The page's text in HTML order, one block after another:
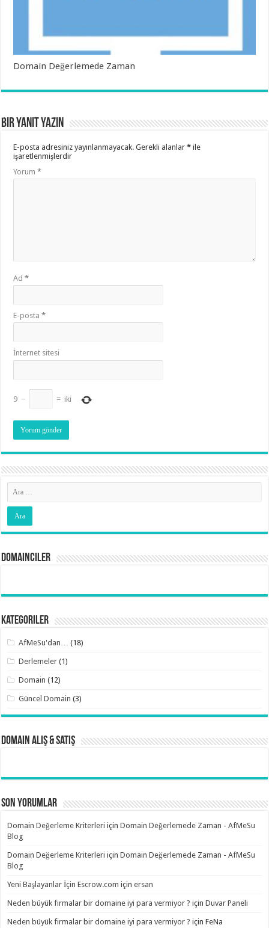
Domain Değerlemede Zaman
Bir yanıt yazın
E-posta adresiniz yayınlanmayacak. Gerekli alanlar* ile
işaretlenmişlerdir
Yorum*
Ad*
E-posta*
İnternet sitesi
9 − = iki
Domainciler
Kategoriler
AfMeSu'dan… (18)
Derlemeler (1)
Domain (12)
Güncel Domain (3)
Domain Alış & Satış
Son Yorumlar
Domain Değerleme Kriterleri içinDomain Değerlemede Zaman - AfMeSu
Blog
Domain Değerleme Kriterleri içinDomain Değerlemede Zaman - AfMeSu
Blog
Yeni Başlayanlar İçin Escrow.com içinersan
Neden büyük firmalar bir domaine iyi para vermiyor ? içinDuvar Paneli
Neden büyük firmalar bir domaine iyi para vermiyor ? içinFeNa